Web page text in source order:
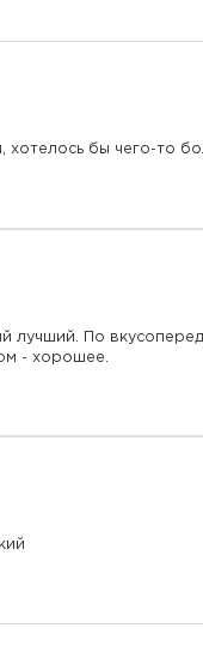
бы чего-то
лучший. По
- хорошее.